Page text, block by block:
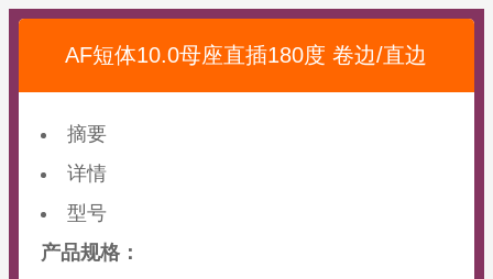
AF短体10.0母座直插180度 卷边/直边
摘要
详情
型号
产品规格：